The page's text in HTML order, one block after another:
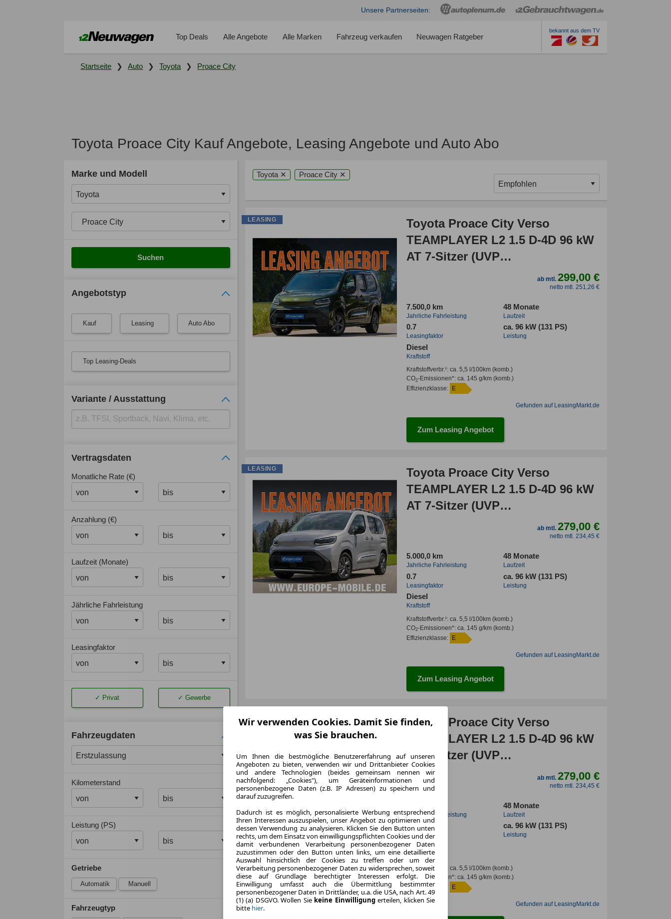
Unsere Partnerseiten:
Top Deals Alle Angebote Alle Marken Fahrzeug verkaufen Neuwagen Ratgeber
bekannt aus dem TV
Startseite Auto Toyota Proace City
Toyota Proace City Kauf Angebote, Leasing Angebote und Auto Abo
Marke und Modell
Suchen
Angebotstyp
Kauf Leasing Auto Abo
Top Leasing-Deals
Variante / Ausstattung
Vertragsdaten
Monatliche Rate (€)
Anzahlung (€)
Laufzeit (Monate)
Jährliche Fahrleistung
Leasingfaktor
Privat Gewerbe
Fahrzeugdaten
Kilometerstand
Leistung (PS)
Getriebe
Automatik Manuell
Fahrzeugtyp
Toyota ✕ Proace City ✕
Toyota Proace City Verso
TEAMPLAYER L2 1.5 D-4D 96 kW
AT 7-Sitzer (UVP
LED/WINTER/17"ALU/SMART/PRIVACY/
ab mtl.299,00 €
netto mtl. 251,26 €
7.500,0 km
Jahrliche Fahrleistung
48 Monate
Laufzeit
0.7
Leasingfaktor
ca. 96 kW (131 PS)
Leistung
Diesel
Kraftstoff
Kraftstoffverbr.¹: ca. 5,5 l/100km(komb.)
CO2-Emissionen*: ca. 145 g/km(komb.)
Effizienzklasse:
E
Gefunden auf LeasingMarkt.de
Zum Leasing Angebot
LEASING
Toyota Proace City Verso
TEAMPLAYER L2 1.5 D-4D 96 kW
AT 7-Sitzer (UVP
LED/WINTER/17"ALU/SMART/PRIVACY/
ab mtl.279,00 €
netto mtl. 234,45 €
5.000,0 km
Jahrliche Fahrleistung
48 Monate
Laufzeit
0.7
Leasingfaktor
ca. 96 kW (131 PS)
Leistung
Diesel
Kraftstoff
Kraftstoffverbr.¹: ca. 5,5 l/100km(komb.)
CO2-Emissionen*: ca. 145 g/km(komb.)
Effizienzklasse: E
Gefunden auf LeasingMarkt.de
Zum Leasing Angebot
LEASING
Toyota Proace City Verso
TEAMPLAYER L2 1.5 D-4D 96 kW
AT 7-Sitzer (UVP
41.470€/SOFORT)
LED/WINTER/17"ALU/SMART/PRIVACY/
ab mtl.279,00 €
netto mtl. 234,45 €
Jahrliche Fahrleistung
48 Monate
Laufzeit
0.7
Leasingfaktor
ca. 96 kW (131 PS)
Leistung
Diesel
Kraftstoff
Kraftstoffverbr.¹: ca. 5,5 l/100km(komb.)
CO2-Emissionen*: ca. 145 g/km(komb.)
Effizienzklasse:
E
Gefunden auf LeasingMarkt.de
LEASING
Wir verwenden Cookies. Damit Sie finden,
was Sie brauchen.
Um Ihnen die bestmögliche Benutzererfahrung auf unseren
Angeboten zu bieten, verwenden wir und Drittanbieter Cookies
und andere Technologien (beides gemeinsam nennen wir
nachfolgend: „Cookies"), um Geräteinformationen und
personenbezogene Daten (z.B. IP Adressen) zu speichern und
darauf zuzugreifen.
Dadurch ist es möglich, personalisierte Werbung entsprechend
Ihren Interessen auszuspielen, unser Angebot zu optimieren und
dessen Verwendung zu analysieren. Klicken Sie den Button unten
rechts, um dem Einsatz von einwilligungspflichten Cookies und der
damit verbundenen Verarbeitung personenbezogener Daten
zuzustimmen oder den Button unten links, um eine detaillierte
Auswahl hinsichtlich der Cookies zu treffen oder um der
Verarbeitung personenbezogener Daten zu widersprechen, soweit
diese auf Grundlage berechtigter Interessen erfolgt. Die
Einwilligung umfasst auch die Übermittlung bestimmter
personenbezogener Daten in Drittländer, u.a. die USA, nach Art. 49
(1) (a) DSGVO. Wollen Sie keine Einwilligungerteilen, klicken Sie
bitte hier.